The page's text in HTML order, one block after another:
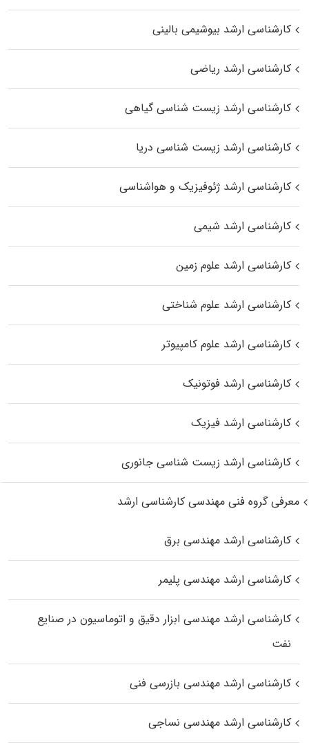
کارشناسی ارشد بیوشیمی بالینی
کارشناسی ارشد ریاضی
کارشناسی ارشد زیست‌ شناسی گیاهی
کارشناسی ارشد زیست‌ شناسی دریا
کارشناسی ارشد ژئوفیزیک و هواشناسی
کارشناسی ارشد شیمی
کارشناسی ارشد علوم زمین
کارشناسی ارشد علوم شناختی
کارشناسی ارشد علوم کامپیوتر
کارشناسی ارشد فوتونیک
کارشناسی ارشد فیزیک
کارشناسی ارشد زیست‌ شناسی جانوری
معرفی گروه فنی مهندسی کارشناسی ارشد
کارشناسی ارشد مهندسی برق
کارشناسی ارشد مهندسی پلیمر
کارشناسی ارشد مهندسی ابزار دقیق و اتوماسیون در صنایع
نفت
کارشناسی ارشد مهندسی بازرسی فنی
کارشناسی ارشد مهندسی نساجی